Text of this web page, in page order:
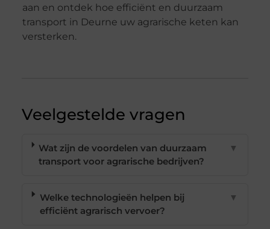
aan en ontdek hoe efficiënt en duurzaam
transport in Deurne uw agrarische keten kan
versterken.
Veelgestelde vragen
Wat zijn de voordelen van duurzaam
transport voor agrarische bedrijven?
▼
Welke technologieën helpen bij
efficiënt agrarisch vervoer?
▼